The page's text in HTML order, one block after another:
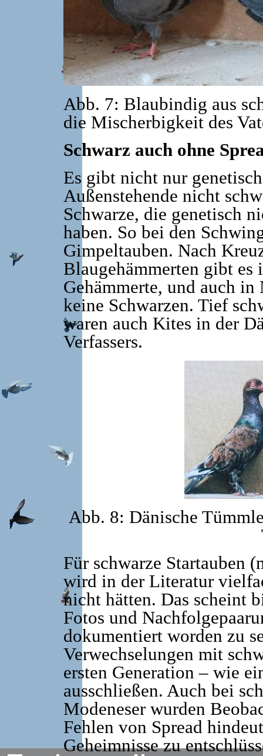
Abb. 7: Blaubindig aus
die Mischerbigkeit des
Schwarz auch ohne
Es gibt nicht nur
Außenstehende nicht
Schwarze, die genetisch
haben. So bei den
Gimpeltauben. Nach
Blaugehämmerten gibt es
Gehämmerte, und auch
keine Schwarzen. Tief
waren auch Kites in der
Verfassers.
Abb. 8: Dänische
Für schwarze Startauben
wird in der Literatur
nicht hätten. Das scheint
Fotos und
dokumentiert worden zu
Verwechselungen mit
ersten Generation – wie
ausschließen. Auch bei
Modeneser wurden
Fehlen von Spread
Geheimnisse zu